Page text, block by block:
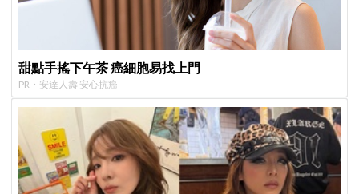
甜點手搖下午茶 癌細胞易找上門
PR・安達人壽 安心抗癌